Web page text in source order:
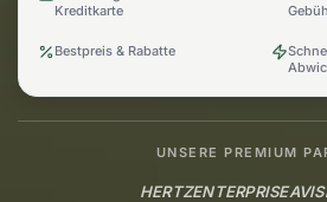
Kreditkarte
Bestpreis & Rabatte
UNSERE PREMIUM
HERTZENTERPRISEAVIS